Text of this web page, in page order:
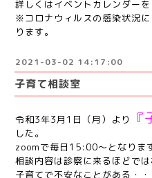
詳しくはイベントカレンダーを
※コロナウィルスの感染状況
ります。
2021-03-02 14:17:00
子育て相談室
令和3年3月1日（月）より
した。
zoomで毎日15:00〜となりま
相談内容は診察に来るほどで
子育てで不安なことがある・・